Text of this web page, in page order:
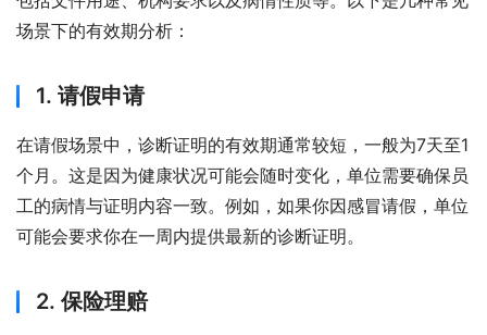
场景下的有效期分析：
1. 请假申请
在请假场景中，诊断证明的有效期通常较短，一般为7天至1
个月。这是因为健康状况可能会随时变化，单位需要确保员
工的病情与证明内容一致。例如，如果你因感冒请假，单位
可能会要求你在一周内提供最新的诊断证明。
2. 保险理赔